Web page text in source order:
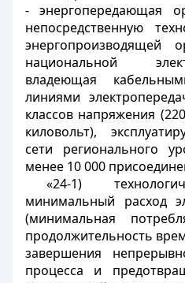
- энергопередающая
непосредственную
энергопроизводящей
национальной
владеющая
линиями
классов напряжения
киловольт),
сети регионального
менее 10 000
«24-1)
минимальный расход
(минимальная
продолжительность
завершения
процесса и